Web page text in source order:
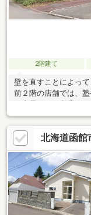
2階建て
壁を直すことによっ
前２階の店舗では、
容室と理容院と集会
憩いの場のような立
駐車場に改装すると
るで旅館のようなこ
り再度輝きを放つ素
お住まいするもヨシ
貸として貸して収益
の方のお住いなど、
北海道函館